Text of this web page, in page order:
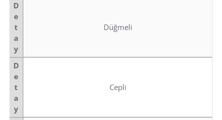
D
e
t
a
y
Düğmeli
D
e
t
a
y
Cepli